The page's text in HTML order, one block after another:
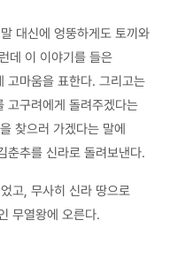
대신에 엉뚱하게도 토끼와
데 이 이야기를 들은
고마움을 표한다. 그리고는
고구려에게 돌려주겠다는
찾으러 가겠다는 말에
춘추를 신라로 돌려보낸다.
고, 무사히 신라 땅으로
무열왕에 오른다.